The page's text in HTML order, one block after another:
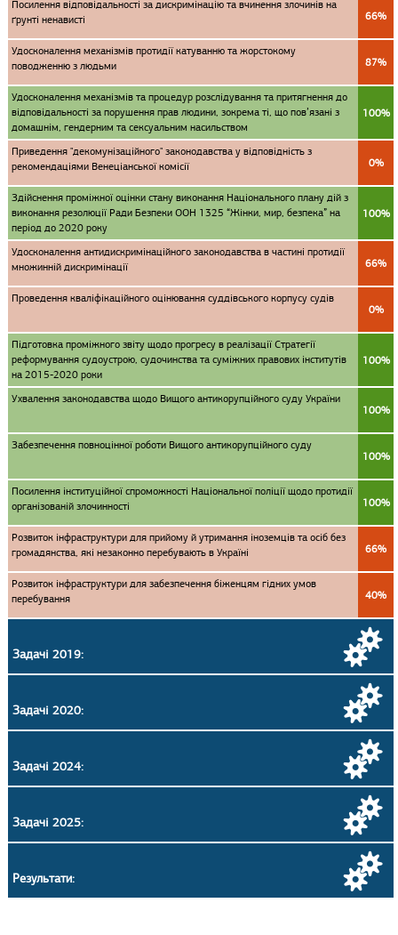
Посилення відповідальності за дискримінацію та вчинення злочинів на
ґрунті ненависті
66%
Удосконалення механізмів протидії катуванню та жорстокому
поводженню з людьми
87%
Удосконалення механізмів та процедур розслідування та притягнення до
відповідальності за порушення прав людини, зокрема ті, що пов’язані з
домашнім, гендерним та сексуальним насильством
100%
Приведення "декомунізаційного" законодавства у відповідність з
рекомендаціями Венеціанської комісії
0%
Здійснення проміжної оцінки стану виконання Національного плану дій з
виконання резолюції Ради Безпеки ООН 1325 “Жінки, мир, безпека” на
період до 2020 року
100%
Удосконалення антидискримінаційного законодавства в частині протидії
множинній дискримінації
66%
Проведення кваліфікаційного оцінювання суддівського корпусу судів
0%
Підготовка проміжного звіту щодо прогресу в реалізації Стратегії
реформування судоустрою, судочинства та суміжних правових інститутів
на 2015-2020 роки
100%
Ухвалення законодавства щодо Вищого антикорупційного суду України
100%
Забезпечення повноцінної роботи Вищого антикорупційного суду
100%
Посилення інституційної спроможності Національної поліції щодо протидії
організованій злочинності
100%
Розвиток інфраструктури для прийому й утримання іноземців та осіб без
громадянства, які незаконно перебувають в Україні
66%
Розвиток інфраструктури для забезпечення біженцям гідних умов
перебування
40%
Задачі 2019:
Задачі 2020:
Задачі 2024:
Задачі 2025:
Результати: